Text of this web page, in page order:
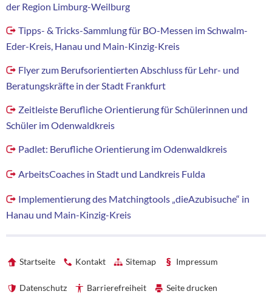
der Region Limburg-Weilburg
Tipps- & Tricks-Sammlung für BO-Messen im Schwalm-
Eder-Kreis, Hanau und Main-Kinzig-Kreis
Flyer zum Berufsorientierten Abschluss für Lehr- und
Beratungskräfte in der Stadt Frankfurt
Zeitleiste Berufliche Orientierung für Schülerinnen und
Schüler im Odenwaldkreis
Padlet: Berufliche Orientierung im Odenwaldkreis
ArbeitsCoaches in Stadt und Landkreis Fulda
Implementierung des Matchingtools „dieAzubisuche“ in
Hanau und Main-Kinzig-Kreis
Startseite Kontakt Sitemap Impressum
Datenschutz Barrierefreiheit Seite drucken